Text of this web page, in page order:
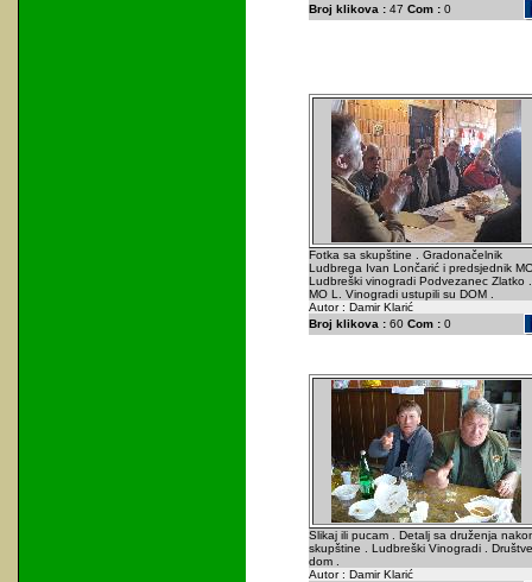
Broj klikova :47 Com :0
Fotka sa skupštine . Gradonačelnik
Ludbrega Ivan Lončarić i predsjednik
Ludbreški vinogradi Podvezanec Zlatko .
MO L. Vinogradi ustupili su DOM .
Autor : Damir Klarić
Broj klikova :60 Com :0
Slikaj ili pucam . Detalj sa druženja
skupštine . Ludbreški Vinogradi .
dom .
Autor : Damir Klarić